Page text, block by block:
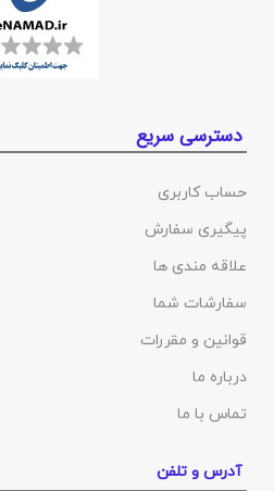
دسترسی سریع
حساب کاربری
پیگیری سفارش
علاقه مندی ها
سفارشات شما
قوانین و مقررات
درباره ما
تماس با ما
آدرس و تلفن